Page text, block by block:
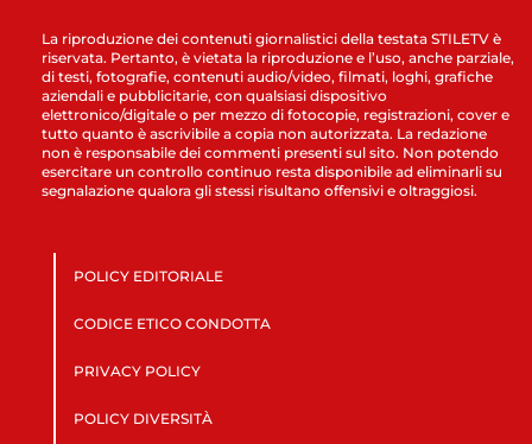
La riproduzione dei contenuti giornalistici della testata STILETV è
riservata. Pertanto, è vietata la riproduzione e l’uso, anche parziale,
di testi, fotografie, contenuti audio/video, filmati, loghi, grafiche
aziendali e pubblicitarie, con qualsiasi dispositivo
elettronico/digitale o per mezzo di fotocopie, registrazioni, cover e
tutto quanto è ascrivibile a copia non autorizzata. La redazione
non è responsabile dei commenti presenti sul sito. Non potendo
esercitare un controllo continuo resta disponibile ad eliminarli su
segnalazione qualora gli stessi risultano offensivi e oltraggiosi.
POLICY EDITORIALE
CODICE ETICO CONDOTTA
PRIVACY POLICY
POLICY DIVERSITÀ